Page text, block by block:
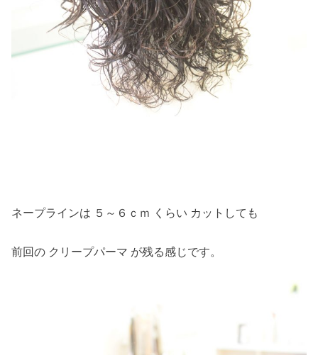
ネープラインは ５～６ｃｍ くらい カットしても
前回の クリープパーマ が残る感じです。